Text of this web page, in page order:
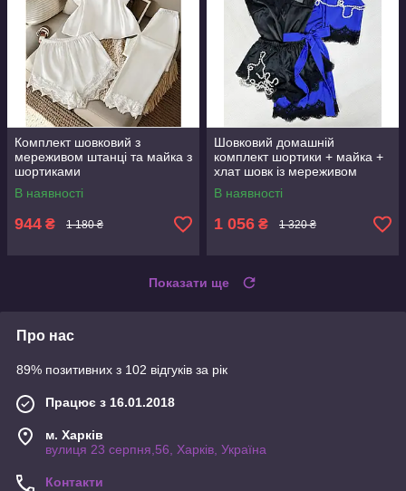
Комплект шовковий з
мереживом штанці та майка з
шортиками
В наявності
944 ₴ 1 180 ₴
Шовковий домашній
комплект шортики + майка +
хлат шовк із мереживом
трійка 50
В наявності
1 056 ₴ 1 320 ₴
Показати ще
Про нас
89% позитивних з 102 відгуків за рік
Працює з 16.01.2018
м. Харків
вулиця 23 серпня,56, Харків, Україна
Контакти